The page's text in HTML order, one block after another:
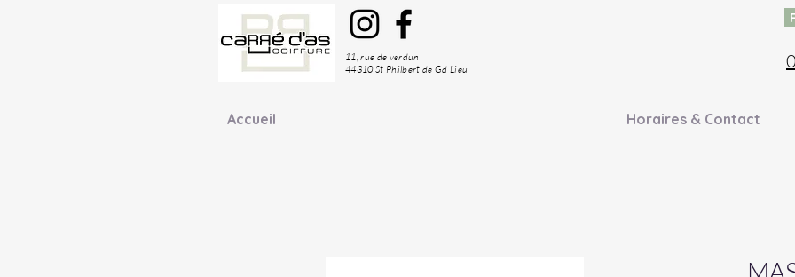
11, rue de verdun
44310 St Philbert de Gd Lieu
Accueil Horaires & Contact